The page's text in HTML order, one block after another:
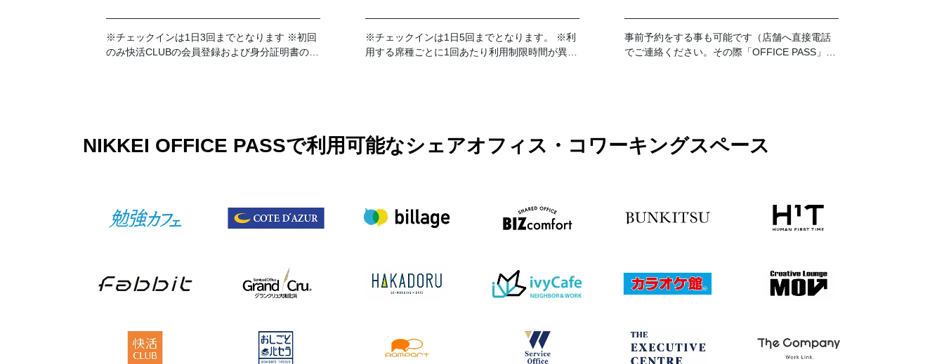
※チェックインは1日3回までとなります ※初回
のみ快活CLUBの会員登録および身分証明書の提
※チェックインは1日5回までとなります。 ※利
用する席種ごとに1回あたり利用制限時間が異な
事前予約をする事も可能です（店舗へ直接電話
でご連絡ください。その際「OFFICE PASS」事
願い致します。
NIKKEI OFFICE PASSで利用可能なシェアオフィス・コワーキングスペース